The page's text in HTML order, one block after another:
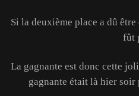
Si la deuxième place a dû
fût
La gagnante est donc cette
gagnante était là hier